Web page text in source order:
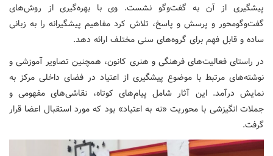
پیشگیری از آن به گفت‌وگو نشست. وی با بهره‌گیری از روش‌های
گفت‌وگومحور و پرسش و پاسخ، تلاش کرد مفاهیم پیشگیرانه را به زبانی
ساده و قابل فهم برای گروه‌های سنی مختلف ارائه دهد.
در راستای فعالیت‌های فرهنگی و هنری کانون، همچنین تصاویر آموزشی و
نوشته‌های مرتبط با موضوع پیشگیری از اعتیاد در فضای داخلی مرکز به
نمایش درآمد. این آثار شامل پیام‌های کوتاه، نقاشی‌های مفهومی و
جملات انگیزشی با محوریت «نه به اعتیاد» بود که مورد استقبال اعضا قرار
گرفت.